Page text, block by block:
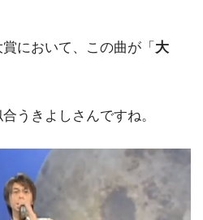
において、この曲が「 大
うきよしさんですね。